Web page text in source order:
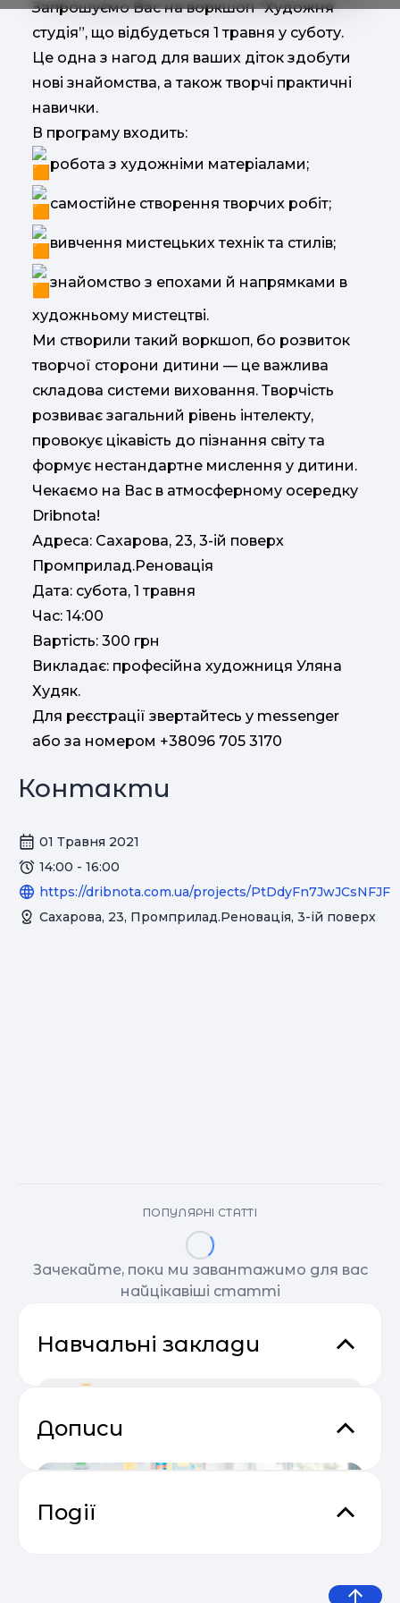
Запрошуємо Вас на воркшоп “Художня
студія”, що відбудеться 1 травня у суботу.
Це одна з нагод для ваших діток здобути
нові знайомства, а також творчі практичні
навички.
В програму входить:
робота з художніми матеріалами;
самостійне створення творчих робіт;
вивчення мистецьких технік та стилів;
знайомство з епохами й напрямками в
художньому мистецтві.
Ми створили такий воркшоп, бо розвиток
творчої сторони дитини — це важлива
складова системи виховання. Творчість
розвиває загальний рівень інтелекту,
провокує цікавість до пізнання світу та
формує нестандартне мислення у дитини.
Чекаємо на Вас в атмосферному осередку
Dribnota!
Адреса: Сахарова, 23, 3-ій поверх
Промприлад.Реновація
Дата: субота, 1 травня
Час: 14:00
Вартість: 300 грн
Викладає: професійна художниця Уляна
Худяк.
Для реєстрації звертайтесь у messenger
або за номером +38096 705 3170
Контакти
01 Травня 2021
14:00 - 16:00
https://dribnota.com.ua/projects/PtDdyFn7JwJCsNFJF
Сахарова, 23, Промприлад.Реновація, 3-ій поверх
ПОПУЛЯРНІ СТАТТІ
Зачекайте, поки ми завантажимо для вас
найцікавіші статті
Навчальні заклади
Дописи
Події